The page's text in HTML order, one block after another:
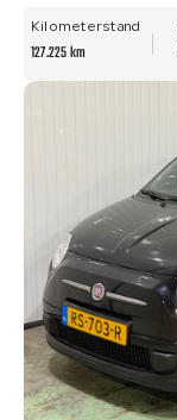
Kilometerstand
127.225 km